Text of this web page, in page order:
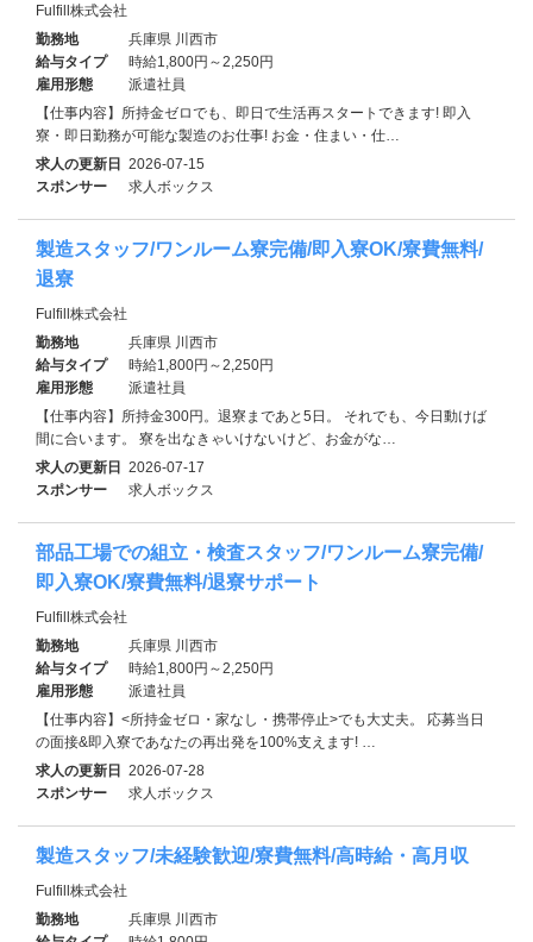
Fulfill株式会社
勤務地
兵庫県 川西市
給与タイプ
時給1,800円～2,250円
雇用形態
派遣社員
【仕事内容】所持金ゼロでも、即日で生活再スタートできます! 即入
寮・即日勤務が可能な製造のお仕事! お金・住まい・仕…
求人の更新日 2026-07-15
スポンサー
求人ボックス
製造スタッフ/ワンルーム寮完備/即入寮OK/寮費無料/
退寮
Fulfill株式会社
勤務地
兵庫県 川西市
給与タイプ
時給1,800円～2,250円
雇用形態
派遣社員
【仕事内容】所持金300円。退寮まであと5日。 それでも、今日動けば
間に合います。 寮を出なきゃいけないけど、お金がな…
求人の更新日 2026-07-17
スポンサー
求人ボックス
部品工場での組立・検査スタッフ/ワンルーム寮完備/
即入寮OK/寮費無料/退寮サポート
Fulfill株式会社
勤務地
兵庫県 川西市
給与タイプ
時給1,800円～2,250円
雇用形態
派遣社員
【仕事内容】<所持金ゼロ・家なし・携帯停止>でも大丈夫。 応募当日
の面接&即入寮であなたの再出発を100%支えます! …
求人の更新日 2026-07-28
スポンサー
求人ボックス
製造スタッフ/未経験歓迎/寮費無料/高時給・高月収
Fulfill株式会社
勤務地
兵庫県 川西市